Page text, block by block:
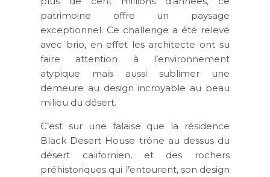
patrimoine offre un paysage
exceptionnel. Ce challenge a été relevé
avec brio, en effet les architecte ont su
faire attention à l’environnement
atypique mais aussi sublimer une
demeure au design incroyable au beau
milieu du désert.
C’est sur une falaise que la résidence
Black Desert House trône au dessus du
désert californien, et des rochers
préhistoriques qui l’entourent, son design